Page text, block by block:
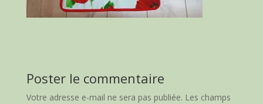
Poster le commentaire
Votre adresse e-mail ne sera pas publiée. Les champs